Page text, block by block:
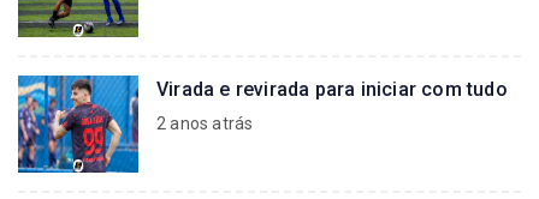
Virada e revirada para iniciar com tudo
2 anos atrás